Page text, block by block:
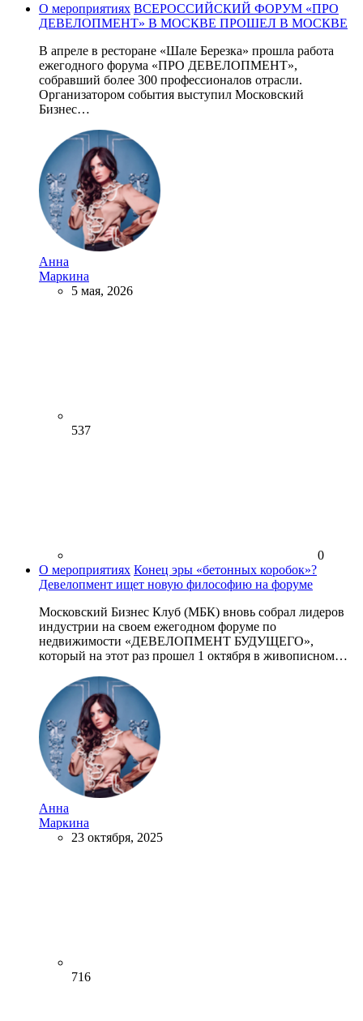
О мероприятиях ВСЕРОССИЙСКИЙ ФОРУМ «ПРО
ДЕВЕЛОПМЕНТ» В МОСКВЕ ПРОШЕЛ В МОСКВЕ
В апреле в ресторане «Шале Березка» прошла работа
ежегодного форума «ПРО ДЕВЕЛОПМЕНТ»,
собравший более 300 профессионалов отрасли.
Организатором события выступил Московский
Бизнес…
Анна
Маркина
5 мая, 2026
537
0
О мероприятиях Конец эры «бетонных коробок»?
Девелопмент ищет новую философию на форуме
Московский Бизнес Клуб (МБК) вновь собрал лидеров
индустрии на своем ежегодном форуме по
недвижимости «ДЕВЕЛОПМЕНТ БУДУЩЕГО»,
который на этот раз прошел 1 октября в живописном…
Анна
Маркина
23 октября, 2025
716